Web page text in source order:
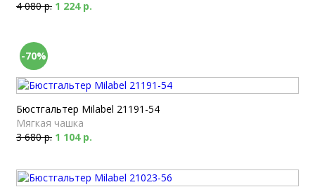
4 080 р. 1 224 р.
-70%
Бюстгальтер Milabel 21191-54
Мягкая чашка
3 680 р. 1 104 р.